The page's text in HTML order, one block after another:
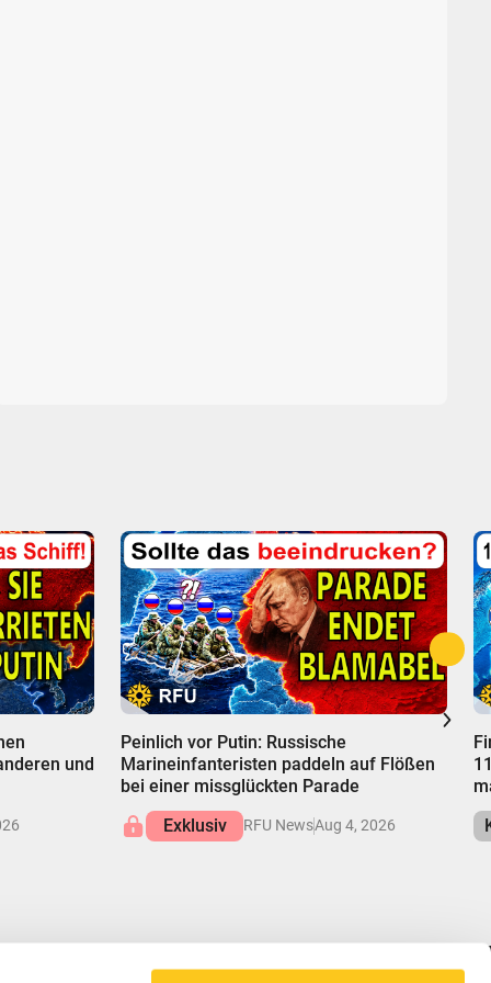
und
Peinlich vor Putin: Russische
Marineinfanteristen paddeln auf Flößen
bei einer missglückten Parade
Exklusiv
RFU NewsAug 4, 2026